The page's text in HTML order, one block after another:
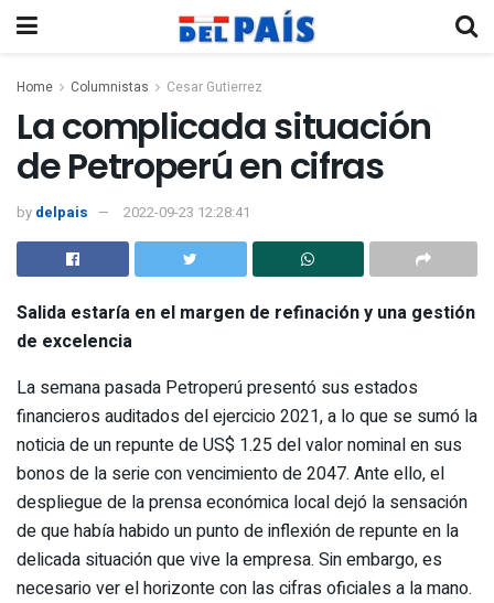
Home Columnistas Cesar Gutierrez
La complicada situación
de Petroperú en cifras
by delpais 2022-09-23 12:28:41
Salida estaría en el margen de refinación y una gestión
de excelencia
La semana pasada Petroperú presentó sus estados
financieros auditados del ejercicio 2021, a lo que se sumó la
noticia de un repunte de US$ 1.25 del valor nominal en sus
bonos de la serie con vencimiento de 2047. Ante ello, el
despliegue de la prensa económica local dejó la sensación
de que había habido un punto de inflexión de repunte en la
delicada situación que vive la empresa. Sin embargo, es
necesario ver el horizonte con las cifras oficiales a la mano.